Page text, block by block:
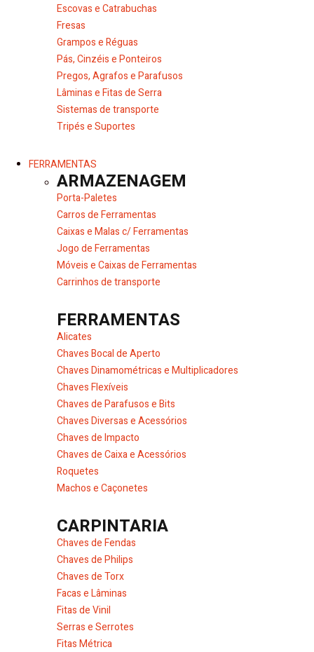
Escovas e Catrabuchas
Fresas
Grampos e Réguas
Pás, Cinzéis e Ponteiros
Pregos, Agrafos e Parafusos
Lâminas e Fitas de Serra
Sistemas de transporte
Tripés e Suportes
FERRAMENTAS
ARMAZENAGEM
Porta-Paletes
Carros de Ferramentas
Caixas e Malas c/ Ferramentas
Jogo de Ferramentas
Móveis e Caixas de Ferramentas
Carrinhos de transporte
FERRAMENTAS
Alicates
Chaves Bocal de Aperto
Chaves Dinamométricas e Multiplicadores
Chaves Flexíveis
Chaves de Parafusos e Bits
Chaves Diversas e Acessórios
Chaves de Impacto
Chaves de Caixa e Acessórios
Roquetes
Machos e Caçonetes
CARPINTARIA
Chaves de Fendas
Chaves de Philips
Chaves de Torx
Facas e Lâminas
Fitas de Vinil
Serras e Serrotes
Fitas Métrica